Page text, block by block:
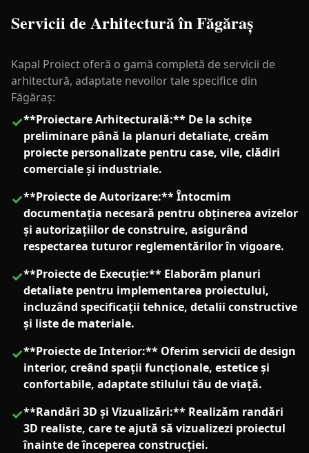
Servicii de Arhitectură în Făgăraș
Kapal Proiect oferă o gamă completă de servicii de
arhitectură, adaptate nevoilor tale specifice din
Făgăraș:
✓**Proiectare Arhitecturală:** De la schițe
preliminare până la planuri detaliate, creăm
proiecte personalizate pentru case, vile, clădiri
comerciale și industriale.
✓**Proiecte de Autorizare:** Întocmim
documentația necesară pentru obținerea avizelor
și autorizațiilor de construire, asigurând
respectarea tuturor reglementărilor în vigoare.
✓**Proiecte de Execuție:** Elaborăm planuri
detaliate pentru implementarea proiectului,
incluzând specificații tehnice, detalii constructive
și liste de materiale.
✓**Proiecte de Interior:** Oferim servicii de design
interior, creând spații funcționale, estetice și
confortabile, adaptate stilului tău de viață.
✓**Randări 3D și Vizualizări:** Realizăm randări
3D realiste, care te ajută să vizualizezi proiectul
înainte de începerea construcției.